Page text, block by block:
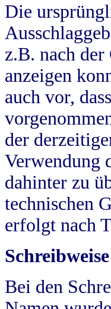
Die
z.B. nach
anzeigen
auch vor,
der
Verwendung
dahinter zu
technischen
erfolgt nach
Bei den